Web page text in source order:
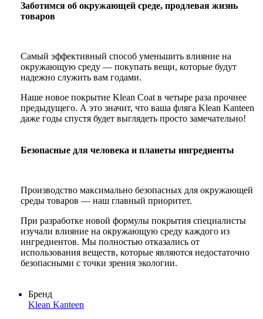
Заботимся об окружающей среде, продлевая жизнь
товаров
Самый эффективный способ уменьшить влияние на
окружающую среду — покупать вещи, которые будут
надежно служить вам годами.
Наше новое покрытие Klean Coat в четыре раза прочнее
предыдущего. А это значит, что ваша фляга Klean Kanteen
даже годы спустя будет выглядеть просто замечательно!
Безопасные для человека и планеты ингредиенты
Производство максимально безопасных для окружающей
среды товаров — наш главный приоритет.
При разработке новой формулы покрытия специалисты
изучали влияние на окружающую среду каждого из
ингредиентов. Мы полностью отказались от
использования веществ, которые являются недостаточно
безопасными с точки зрения экологии.
Бренд
Klean Kanteen